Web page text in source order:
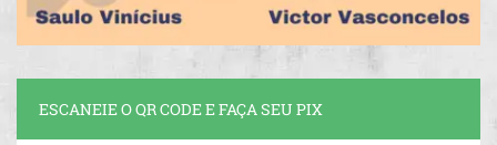
ESCANEIE O QR CODE E FAÇA SEU PIX